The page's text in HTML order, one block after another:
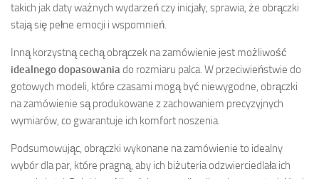
takich jak daty ważnych wydarzeń czy inicjały, sprawia, że obrączki
stają się pełne emocji i wspomnień.
Inną korzystną cechą obrączek na zamówienie jest możliwość
idealnego dopasowaniado rozmiaru palca. W przeciwieństwie do
gotowych modeli, które czasami mogą być niewygodne, obrączki
na zamówienie są produkowane z zachowaniem precyzyjnych
wymiarów, co gwarantuje ich komfort noszenia.
Podsumowując, obrączki wykonane na zamówienie to idealny
wybór dla par, które pragną, aby ich biżuteria odzwierciedlała ich